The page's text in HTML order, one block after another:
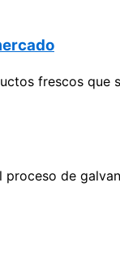
frescos que
de